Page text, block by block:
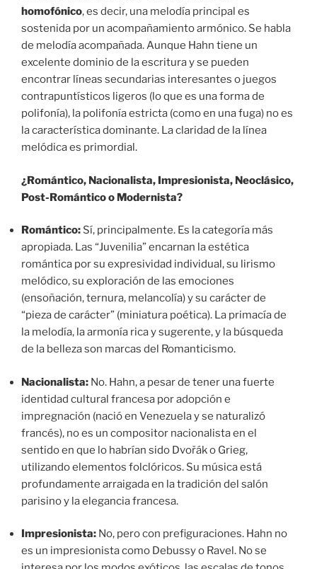
homofónico, es decir, una melodía principal es
sostenida por un acompañamiento armónico. Se habla
de melodía acompañada. Aunque Hahn tiene un
excelente dominio de la escritura y se pueden
encontrar líneas secundarias interesantes o juegos
contrapuntísticos ligeros (lo que es una forma de
polifonía), la polifonía estricta (como en una fuga) no es
la característica dominante. La claridad de la línea
melódica es primordial.
¿Romántico, Nacionalista, Impresionista, Neoclásico,
Post-Romántico o Modernista?
Romántico: Sí, principalmente. Es la categoría más
apropiada. Las “Juvenilia” encarnan la estética
romántica por su expresividad individual, su lirismo
melódico, su exploración de las emociones
(ensoñación, ternura, melancolía) y su carácter de
“pieza de carácter” (miniatura poética). La primacía de
la melodía, la armonía rica y sugerente, y la búsqueda
de la belleza son marcas del Romanticismo.
Nacionalista: No. Hahn, a pesar de tener una fuerte
identidad cultural francesa por adopción e
impregnación (nació en Venezuela y se naturalizó
francés), no es un compositor nacionalista en el
sentido en que lo habrían sido Dvořák o Grieg,
utilizando elementos folclóricos. Su música está
profundamente arraigada en la tradición del salón
parisino y la elegancia francesa.
Impresionista: No, pero con prefiguraciones. Hahn no
es un impresionista como Debussy o Ravel. No se